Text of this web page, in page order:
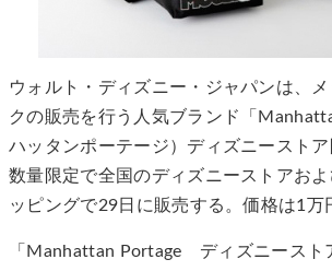
ウォルト・ディズニー・ジャパンは、
クの販売を行う人気ブランド「
ハッタンポーテージ）ディズニーストア
数量限定で全国のディズニーストアお
ッピングで29日に販売する。価格は1万
「Manhattan Portage ディズニースト